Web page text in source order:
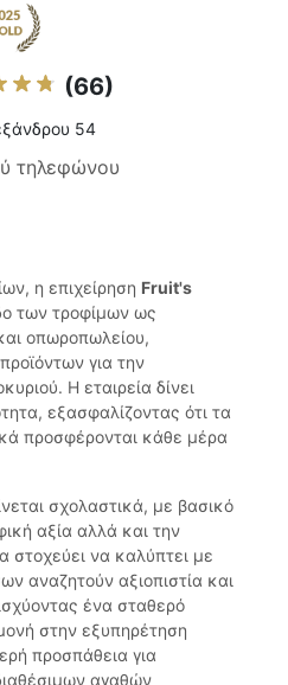
(66)
54
τηλεφώνου
η επιχείρηση Fruit's
των τροφίμων ως
οπωροπωλείου,
για την
Η εταιρεία δίνει
εξασφαλίζοντας ότι τα
προσφέρονται κάθε μέρα
σχολαστικά, με βασικό
αξία αλλά και την
στοχεύει να καλύπτει με
αναζητούν αξιοπιστία και
ένα σταθερό
στην εξυπηρέτηση
προσπάθεια για
αγαθών